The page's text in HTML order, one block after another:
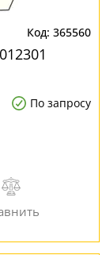
365560
По запросу